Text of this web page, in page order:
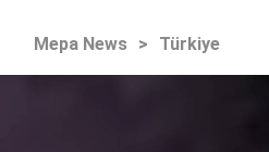
Mepa News > Türkiye